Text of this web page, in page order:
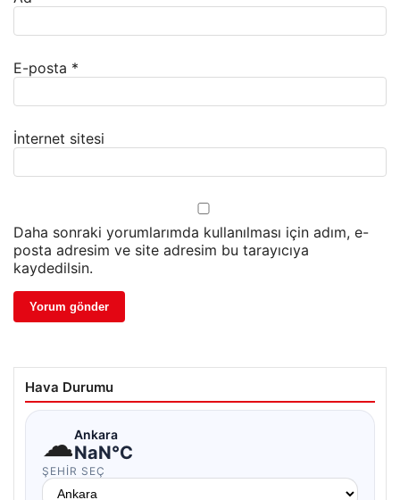
E-posta *
İnternet sitesi
Daha sonraki yorumlarımda kullanılması için adım, e-
posta adresim ve site adresim bu tarayıcıya
kaydedilsin.
Hava Durumu
☁Ankara
NaN°C
ŞEHIR SEÇ